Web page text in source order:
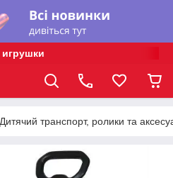
Дитячий транспорт, ролики та